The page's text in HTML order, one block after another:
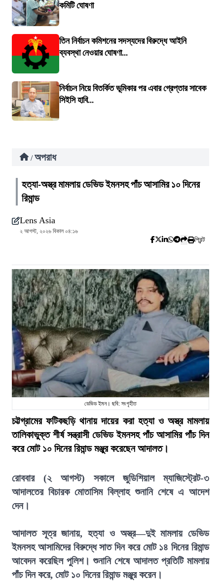
কমিটি ঘোষণা
তিন নির্বাচন কমিশনের সদস্যদের বিরুদ্ধে আইনি
ব্যবস্থা নেওয়ার ঘোষণা...
নির্বাচন নিয়ে বিতর্কিত ভূমিকার পর এবার গ্রেপ্তার সাবেক
সিইসি হাবি...
/ অপরাধ
হত্যা-অস্ত্র মামলায় ডেভিড ইমনসহ পাঁচ আসামির ১০ দিনের
রিমান্ড
Lens Asia
২ আগস্ট, ২০২৬ বিকাল ০৪:১৬
প্রিন্ট
ডেভিড ইমন। ছবি: সংগৃহীত
চট্টগ্রামের ফটিকছড়ি থানায় দায়ের করা হত্যা ও অস্ত্র মামলায়
তালিকাভুক্ত শীর্ষ সন্ত্রাসী ডেভিড ইমনসহ পাঁচ আসামির পাঁচ দিন
করে মোট ১০ দিনের রিমান্ড মঞ্জুর করেছেন আদালত।
রোববার (২ আগস্ট) সকালে জুডিশিয়াল ম্যাজিস্ট্রেট-৩
আদালতের বিচারক মোতাসিম বিল্লাহ শুনানি শেষে এ আদেশ
দেন।
আদালত সূত্র জানায়, হত্যা ও অস্ত্র—দুই মামলায় ডেভিড
ইমনসহ আসামিদের বিরুদ্ধে সাত দিন করে মোট ১৪ দিনের রিমান্ড
আবেদন করেছিল পুলিশ। শুনানি শেষে আদালত প্রতিটি মামলায়
পাঁচ দিন করে, মোট ১০ দিনের রিমান্ড মঞ্জুর করেন।